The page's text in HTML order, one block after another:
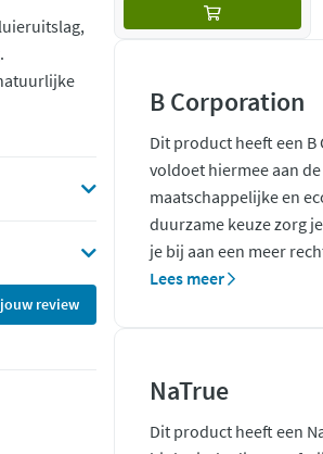
review
B Corporation
Dit product heeft een
voldoet hiermee aan
maatschappelijke en
duurzame keuze zorg
je bij aan een meer
Lees meer
NaTrue
Dit product heeft een